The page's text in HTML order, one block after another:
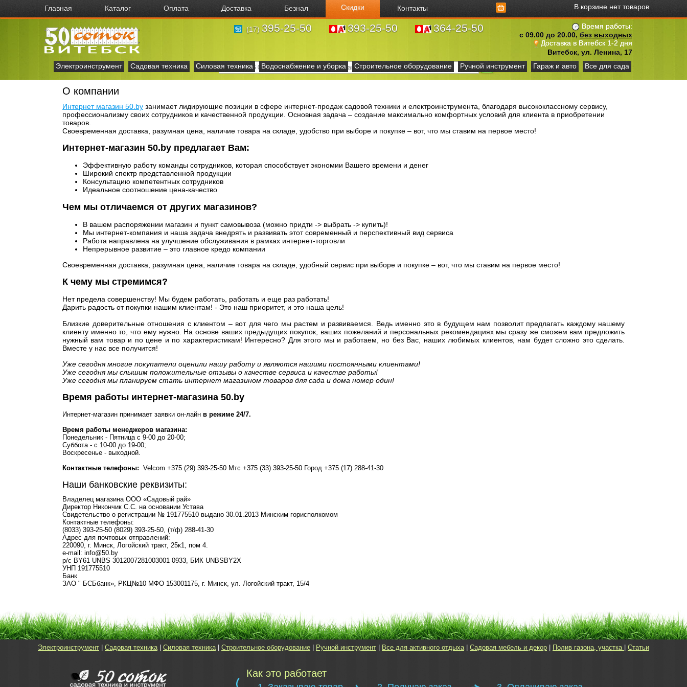
Главная Каталог Оплата Доставка Безнал Скидки Контакты В корзине нет товаров
Время работы:
с 09.00 до 20.00, без выходных
Доставка в Витебск 1-2 дня
Витебск, ул. Ленина, 17
(17) 395-25-50 393-25-50 364-25-50
Электроинструмент Садовая техника Силовая техника Водоснабжение и уборка Строительное оборудование Ручной инструмент Гараж и авто Все для сада
О компании
Интернет магазин 50.by занимает лидирующие позиции в сфере интернет-продаж садовой техники и електроинструмента, благодаря высококлассному сервису,
профессионализму своих сотрудников и качественной продукции. Основная задача – создание максимально комфортных условий для клиента в приобретении
товаров.
Своевременная доставка, разумная цена, наличие товара на складе, удобство при выборе и покупке – вот, что мы ставим на первое место!
Интернет-магазин 50.by предлагает Вам:
Эффективную работу команды сотрудников, которая способствует экономии Вашего времени и денег
Широкий спектр представленной продукции
Консультацию компетентных сотрудников
Идеальное соотношение цена-качество
Чем мы отличаемся от других магазинов?
В вашем распоряжении магазин и пункт самовывоза (можно придти -> выбрать -> купить)!
Мы интернет-компания и наша задача внедрять и развивать этот современный и перспективный вид сервиса
Работа направлена на улучшение обслуживания в рамках интернет-торговли
Непрерывное развитие – это главное кредо компании
Своевременная доставка, разумная цена, наличие товара на складе, удобный сервис при выборе и покупке – вот, что мы ставим на первое место!
К чему мы стремимся?
Нет предела совершенству! Мы будем работать, работать и еще раз работать!
Дарить радость от покупки нашим клиентам! - Это наш приоритет, и это наша цель!
Близкие доверительные отношения с клиентом – вот для чего мы растем и развиваемся. Ведь именно это в будущем нам позволит предлагать каждому нашему
клиенту именно то, что ему нужно. На основе ваших предыдущих покупок, ваших пожеланий и персональных рекомендациях мы сразу же сможем вам предложить
нужный вам товар и по цене и по характеристикам! Интересно? Для этого мы и работаем, но без Вас, наших любимых клиентов, нам будет сложно это сделать.
Вместе у нас все получится!
Уже сегодня многие покупатели оценили нашу работу и являются нашими постоянными клиентами!
Уже сегодня мы слышим положительные отзывы о качестве сервиса и качестве работы!
Уже сегодня мы планируем стать интернет магазином товаров для сада и дома номер один!
Время работы интернет-магазина 50.by
Интернет-магазин принимает заявки он-лайн в режиме 24/7.
Время работы менеджеров магазина:
Понедельник - Пятница с 9-00 до 20-00;
Суббота - с 10-00 до 19-00;
Воскресенье - выходной.
Контактные телефоны: Velcom +375 (29) 393-25-50 Мтс +375 (33) 393-25-50 Город +375 (17) 288-41-30
Наши банковские реквизиты:
Владелец магазина ООО «Садовый рай»
Директор Никончик С.С. на основании Устава
Свидетельство о регистрации № 191775510 выдано 30.01.2013 Минским горисполкомом
Контактные телефоны:
(8033) 393-25-50 (8029) 393-25-50, (т/ф) 288-41-30
Адрес для почтовых отправлений:
220090, г. Минск, Логойский тракт, 25к1, пом 4.
e-mail: info@50.by
р/с BY61 UNBS 3012007281003001 0933, БИК UNBSBY2X
УНП 191775510
Банк
ЗАО " БСБбанк», РКЦ№10 МФО 153001175, г. Минск, ул. Логойский тракт, 15/4
Электроинструмент Садовая техника| Силовая техника| Строительное оборудование Ручной инструмент Все для активного отдыха| Садовая мебель и декор Полив газона, участка Статьи
Как это работает